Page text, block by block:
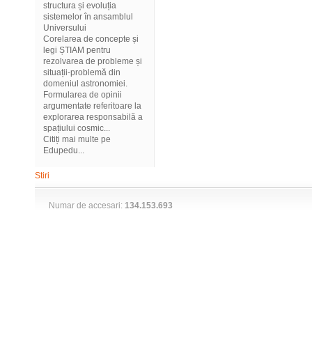
structura și evoluția
sistemelor în ansamblul
Universului
Corelarea de concepte și
legi ȘTIAM pentru
rezolvarea de probleme și
situații-problemă din
domeniul astronomiei.
Formularea de opinii
argumentate referitoare la
explorarea responsabilă a
spațiului cosmic...
Citiți mai multe pe
Edupedu...
Stiri
Numar de accesari: 134.153.693